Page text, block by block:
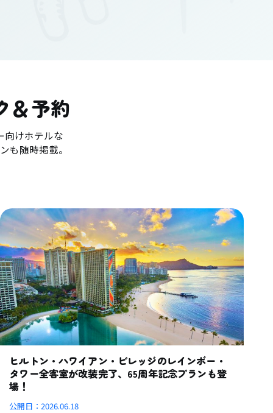
＆予約
向けホテルな
も随時掲載。
ヒルトン・ハワイアン・ビレッジのレインボー・
タワー全客室が改装完了、65周年記念プランも登
場！
公開日：2026.06.18